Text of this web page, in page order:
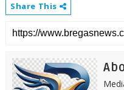
Share This